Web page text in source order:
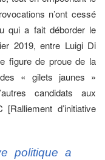
n’ont cessé
qui a fait déborder le
2019, entre Luigi Di
figure de proue de la
« gilets jaunes »
candidats aux
d’initiative
politique a